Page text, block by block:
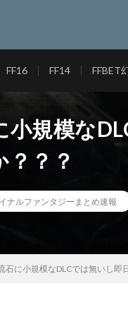
FF16 FF14 FFBET
小規模な
？？
ナルファンタジーまとめ速報
石に小規模なDLCでは無いし